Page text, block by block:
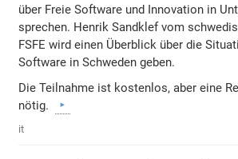
über Freie Software und Innovation in
sprechen. Henrik Sandklef vom
FSFE wird einen Überblick über die
Software in Schweden geben.
Die Teilnahme ist kostenlos, aber eine
nötig.
it